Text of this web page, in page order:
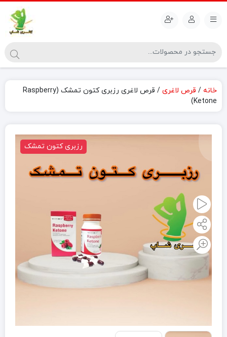
خانه / قرص لاغری
/ قرص لاغری رزبری کتون تمشک (Raspberry
Ketone)
رزبری کتون تمشک